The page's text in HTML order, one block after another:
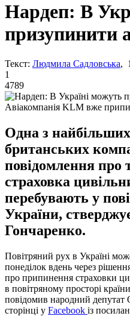
Нардеп: В
призупинити
Текст: Людмила Садловська,
1
4789
Авіакомпанія KLM вже
Одна з
британських
повідомлення про
страховка
перебувають у
України,
Гончаренко.
Повітряний рух в Україні
понеділок вдень через
про припинення страховки
в повітряному просторі
повідомив народний депутат
сторінці у Facebook із